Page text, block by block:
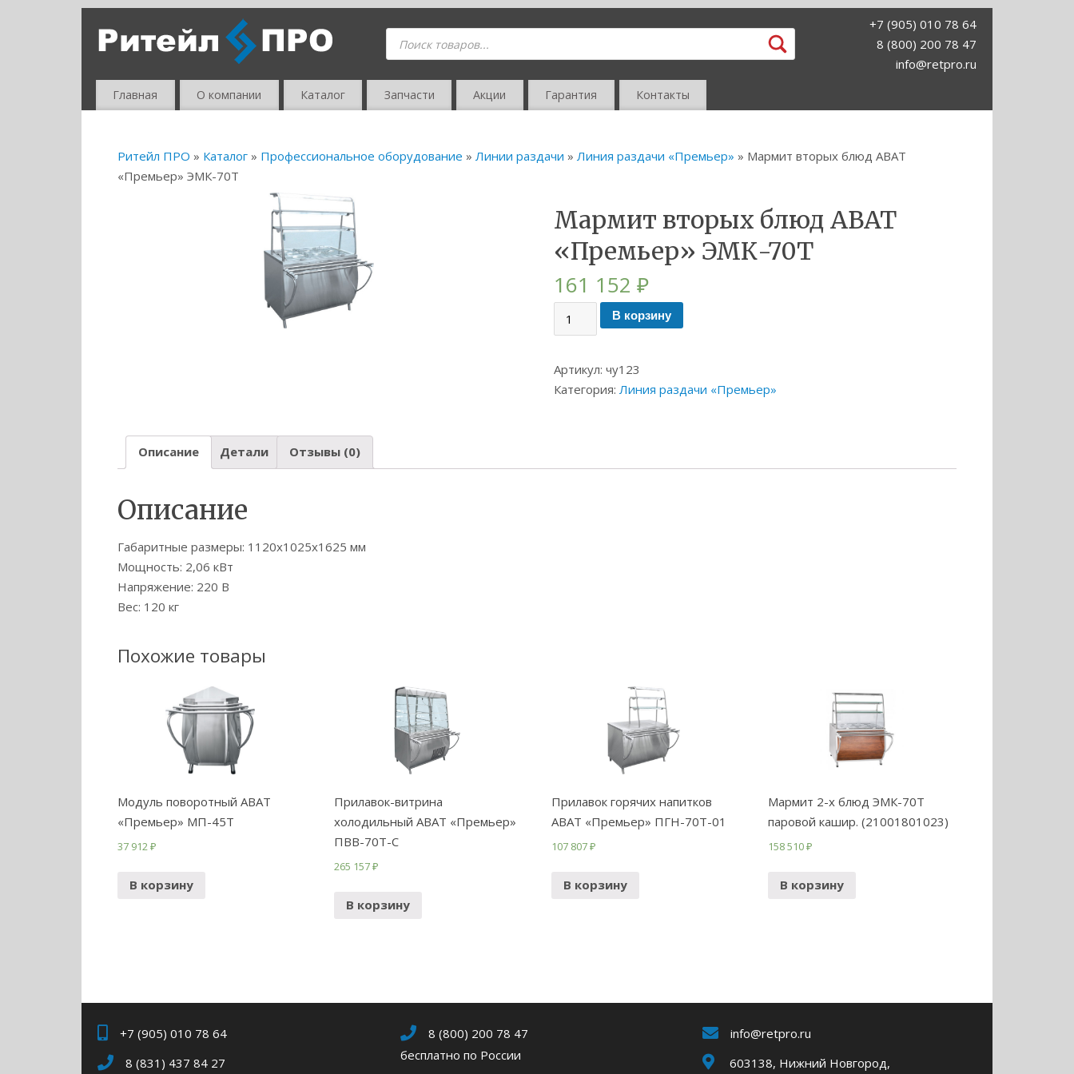
+7 (905) 010 78 64
8 (800) 200 78 47
info@retpro.ru
Главная О компании Каталог Запчасти Акции Гарантия Контакты
Ритейл ПРО » Каталог » Профессиональное оборудование » Линии раздачи » Линия раздачи «Премьер» » Мармит вторых блюд ABAT
«Премьер» ЭМК-70Т
Мармит вторых блюд ABAT
«Премьер» ЭМК-70Т
161 152 ₽
В корзину
Артикул: чу123
Категория: Линия раздачи «Премьер»
Описание Детали Отзывы (0)
Описание
Габаритные размеры: 1120х1025х1625 мм
Мощность: 2,06 кВт
Напряжение: 220 В
Вес: 120 кг
Похожие товары
Модуль поворотный ABAT
«Премьер» МП-45Т
37 912₽
В корзину
Прилавок-витрина
холодильный ABAT «Премьер»
ПВВ-70Т-С
265 157₽
В корзину
Прилавок горячих напитков
ABAT «Премьер» ПГН-70Т-01
107 807₽
В корзину
Мармит 2-х блюд ЭМК-70Т
паровой кашир. (21001801023)
158 510₽
В корзину
+7 (905) 010 78 64
8 (831) 437 84 27
8 (800) 200 78 47
бесплатно по России
info@retpro.ru
603138, Нижний Новгород,